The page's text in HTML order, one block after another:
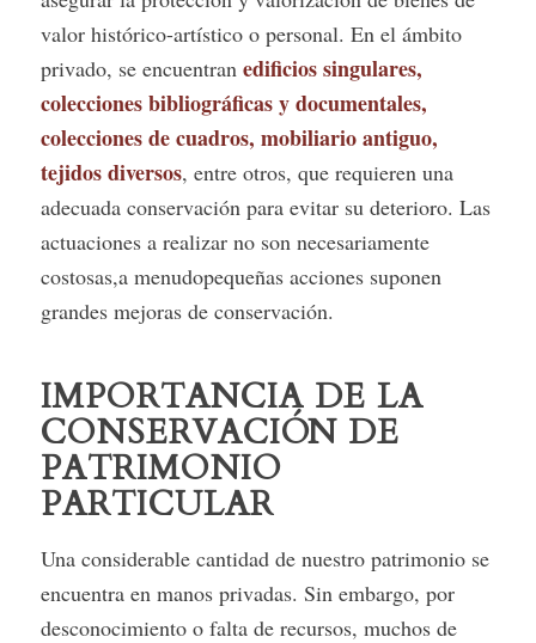
valor histórico-artístico o personal. En el ámbito
privado, se encuentran edificios singulares,
colecciones bibliográficas y documentales,
colecciones de cuadros, mobiliario antiguo,
tejidos diversos, entre otros, que requieren una
adecuada conservación para evitar su deterioro. Las
actuaciones a realizar no son necesariamente
costosas,a menudopequeñas acciones suponen
grandes mejoras de conservación.
IMPORTANCIA DE LA
CONSERVACIÓN DE
PATRIMONIO
PARTICULAR
Una considerable cantidad de nuestro patrimonio se
encuentra en manos privadas. Sin embargo, por
desconocimiento o falta de recursos, muchos de